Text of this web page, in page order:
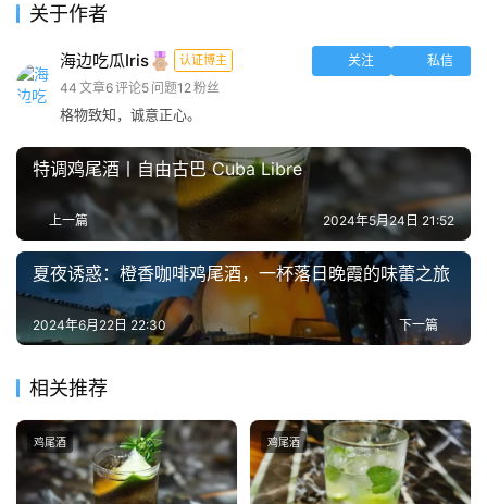
关于作者
海边吃瓜Iris 认证博主 关注
私信
44 文章6评论5 问题12粉丝
格物致知，诚意正心。
特调鸡尾酒丨自由古巴 Cuba Libre
上一篇 2024年5月24日 21:52
夏夜诱惑：橙香咖啡鸡尾酒，一杯落日晚霞的味蕾之旅
下一篇
2024年6月22日 22:30
相关推荐
鸡尾酒 鸡尾酒